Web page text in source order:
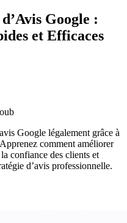
Google :
et Efficaces
Google légalement grâce à
comment améliorer
confiance des clients et
d’avis professionnelle.